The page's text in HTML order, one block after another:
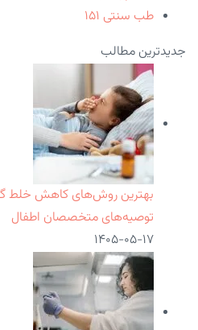
طب سنتی ۱۵۱
جدیدترین مطالب
بهترین روش‌های کاهش خلط
توصیه‌های متخصصان اطفال
۱۴۰۵-۰۵-۱۷